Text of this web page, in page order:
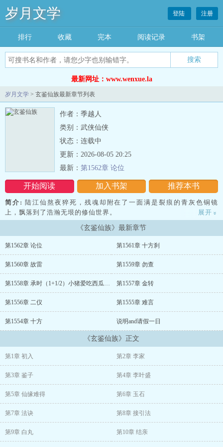
岁月文学 登陆 注册
排行 收藏 完本 阅读记录 书架
最新网址：www.wenxue.la
岁月文学 > 玄鉴仙族最新章节列表
作者：季越人
类别：武侠仙侠
状态：连载中
开始阅读 加入书架 推荐本书
更新：2026-08-05 20:25
最新： 第1562章 论位
简介: 陆江仙熬夜猝死，残魂却附在了一面满是裂痕的青灰色铜镜
上，飘落到了浩瀚无垠的修仙世界。
凶险难测的大黎山，眉尺河旁小小的村落，一个小家族拾到了这枚镜
子，于是传仙道授仙法，开启波澜壮阔的新时代。
(家族修仙，不圣母，种田，无系统，群像文)
展开 »
《玄鉴仙族》最新章节
第1562章 论位 第1561章 十方刹
第1560章 故雷 第1559章 勿查
第1558章 承时（1+1/2）小猪爱吃西瓜白银盟加更1/2 第1557章 金转
第1556章 二仪 第1555章 难言
第1554章 十方 说明and请假一日
《玄鉴仙族》正文
第1章 初入 第2章 李家
第3章 鉴子 第4章 李叶盛
第5章 仙缘难得 第6章 玉石
第7章 法诀 第8章 接引法
第9章 白丸 第10章 结亲